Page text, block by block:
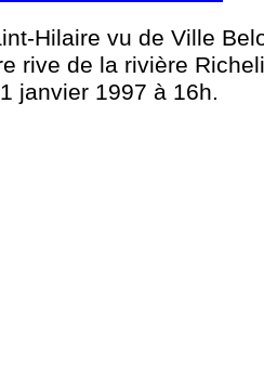
Hilaire vu de Ville
rive de la rivière
janvier 1997 à 16h.